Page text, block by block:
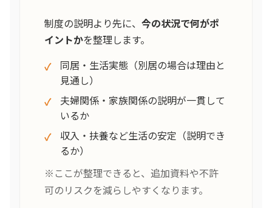
制度の説明より先に、 今の状況で何がポ
イントかを整理します。
同居・生活実態（別居の場合は理由と
見通し）
夫婦関係・家族関係の説明が一貫して
いるか
収入・扶養など生活の安定（説明でき
るか）
※ここが整理できると、追加資料や不許
可のリスクを減らしやすくなります。